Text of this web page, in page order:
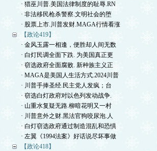
· 猎巫川普.美国法律制度的耻辱.RN
· 非法移民枪杀警察.文明社会的堕
· 股票上市.川普发财.MAGA行情看涨
【政论419】
· 金风玉露一相逢，便胜却人间无数
· 白灯民调全面下跌. 为美国真正更
· 窃选政府全面腐败. 新种族主义正
· MAGA是美国人生活方式.2024川普
· 川普手捧圣经.民主党人发疯；台
· 窃选白灯政府对以色列发动战争.
· 山重水复疑无路.柳暗花明又一村
· 川普意外之财.黑法官狗咬尿泡.人
· 白灯窃选政府通过制造混乱和恐惧
· 左翼《1994法案》好话说尽坏事做
【政论418】